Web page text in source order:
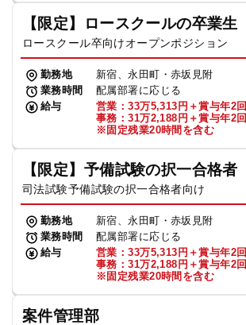
【限定】ロースクールの卒業生
ロースクール卒向けオープンポジション
勤務地
新宿、永田町・赤坂見附
業務時間
配属部署に応じる
給与
営業：33万5,313円＋賞与年2回
事務：31万2,188円＋賞与年2回
※固定残業20時間を含む
【限定】予備試験の択一合格者
司法試験予備試験の択一合格者向け
勤務地
新宿、永田町・赤坂見附
業務時間
配属部署に応じる
給与
営業：33万5,313円＋賞与年2回
事務：31万2,188円＋賞与年2回
※固定残業20時間を含む
案件管理部